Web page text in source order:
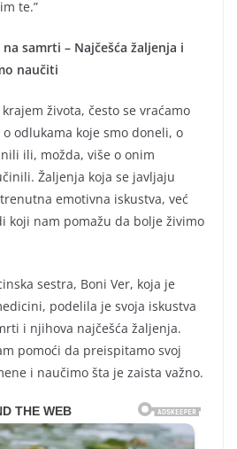
te.”
samrti – Najčešća žaljenja i
naučiti
života, često se vraćamo
odlukama koje smo doneli, o
ili, možda, više o onim
Žaljenja koja se javljaju
emotivna iskustva, već
koji nam pomažu da bolje živimo
sestra, Boni Ver, koja je
podelila je svoja iskustva
i njihova najčešća žaljenja.
pomoći da preispitamo svoj
i naučimo šta je zaista važno.